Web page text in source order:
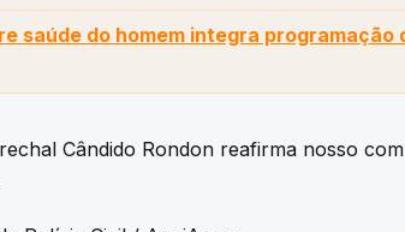
saúde do homem integra programação
Cândido Rondon reafirma nosso